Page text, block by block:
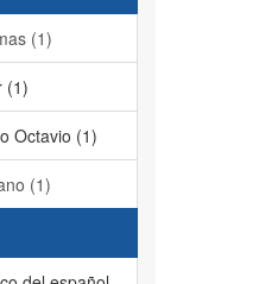
(1)
(1)
Octavio (1)
(1)